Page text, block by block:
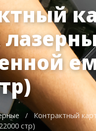
/
Контрактный
стр)